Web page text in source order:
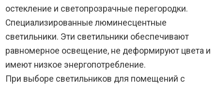
остекление и светопрозрачные перегородки.
Специализированные люминесцентные
светильники. Эти светильники обеспечивают
равномерное освещение, не деформируют цвета и
имеют низкое энергопотребление.
При выборе светильников для помещений с